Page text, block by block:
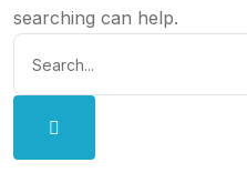
searching can help.